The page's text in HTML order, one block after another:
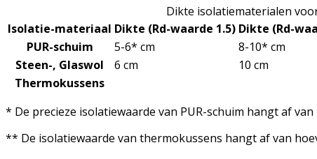
Dikte isolatiematerialen
Isolatie-materiaal Dikte (Rd-waarde 1.5) Dikte (Rd-
PUR-schuim
5-6* cm 8-10* cm
Steen-, Glaswol
6 cm 10 cm
Thermokussens
* De precieze isolatiewaarde van PUR-schuim hangt af
** De isolatiewaarde van thermokussens hangt af van